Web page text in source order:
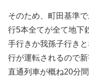
そのため、町田基準
行5本全てが全て地下
手行きか我孫子行き
行が運転されるので
直通列車が概ね20分